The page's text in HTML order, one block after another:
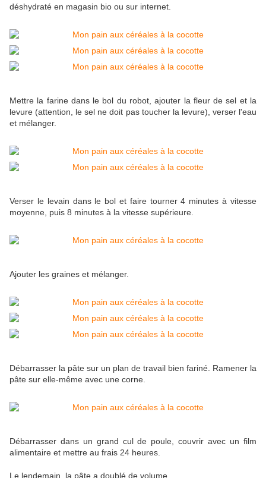
déshydraté en magasin bio ou sur internet.
Mettre la farine dans le bol du robot, ajouter la fleur de sel et la
levure (attention, le sel ne doit pas toucher la levure), verser l'eau
et mélanger.
Verser le levain dans le bol et faire tourner 4 minutes à vitesse
moyenne, puis 8 minutes à la vitesse supérieure.
Ajouter les graines et mélanger.
Débarrasser la pâte sur un plan de travail bien fariné. Ramener la
pâte sur elle-même avec une corne.
Débarrasser dans un grand cul de poule, couvrir avec un film
alimentaire et mettre au frais 24 heures.
Le lendemain, la pâte a doublé de volume.